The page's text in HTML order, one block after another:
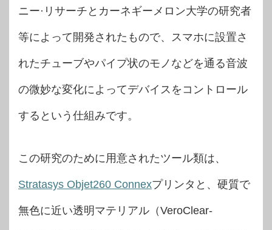
ニー·リサーチとカーネギーメロン大学の研究者
等によって開発されたもので、スマホに設置さ
れたチューブやパイプ状のモノなどを通る音波
の微妙な変化によってデバイスをコントロール
するという仕組みです。
この研究のために用意されたツール類は、
Stratasys Objet260 Connexプリンタと、硬質で
無色に近い透明マテリアル（VeroClear-